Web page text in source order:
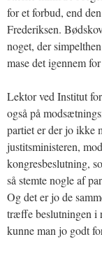
for et forbud, end
Frederiksen.
noget, der
mase det igennem
Lektor ved Institut
også på
partiet er der jo ikke
justitsministeren,
kongresbeslutning,
så stemte nogle af
Og det er jo de
træffe beslutningen i
kunne man jo godt